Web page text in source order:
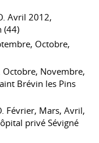
Avril 2012,
(44)
Octobre,
Octobre, Novembre,
Brévin les Pins
Février, Mars, Avril,
privé Sévigné